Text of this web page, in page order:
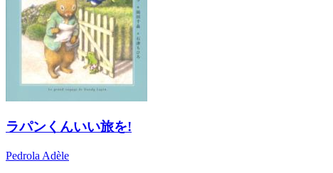
ラパンくんいい旅を!
Pedrola Adèle